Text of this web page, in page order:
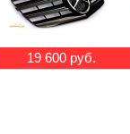
19 600 руб.